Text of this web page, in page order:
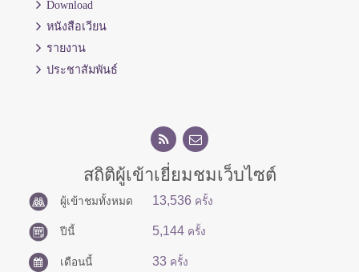
Download
หนังสือเวียน
รายงาน
ประชาสัมพันธ์
สถิติผู้เข้าเยี่ยมชมเว็บไซต์
ผู้เข้าชมทั้งหมด 13,536 ครั้ง
ปีนี้ 5,144 ครั้ง
เดือนนี้ 33 ครั้ง